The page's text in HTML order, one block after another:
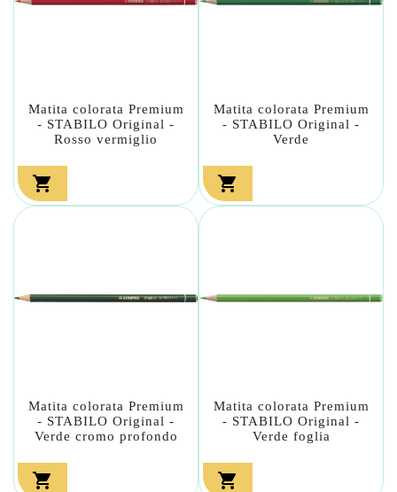
Matita colorata Premium
- STABILO Original -
Rosso vermiglio

Matita colorata Premium
- STABILO Original -
Verde

Matita colorata Premium
- STABILO Original -
Verde cromo profondo

Matita colorata Premium
- STABILO Original -
Verde foglia
